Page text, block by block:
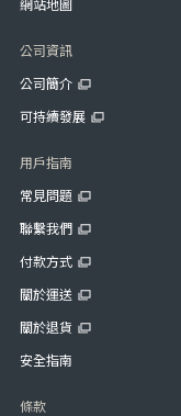
網站地圖
公司資訊
公司簡介
可持續發展
用戶指南
常見問題
聯繫我們
付款方式
關於運送
關於退貨
安全指南
條款